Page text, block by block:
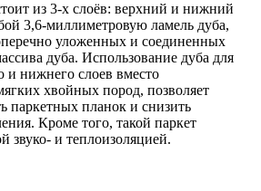
из 3-х слоёв: верхний и нижний
3,6-миллиметровую ламель дуба,
уложенных и соединенных
дуба. Использование дуба для
и нижнего слоев вместо
хвойных пород, позволяет
паркетных планок и снизить
Кроме того, такой паркет
звуко- и теплоизоляцией.